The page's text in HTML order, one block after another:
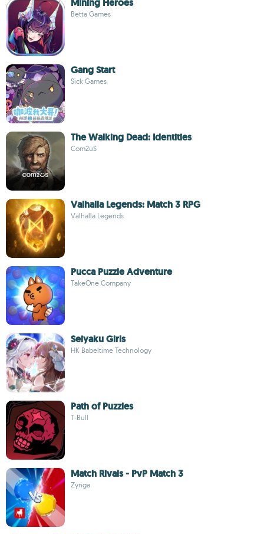
Mining Heroes
Betta Games
Gang Start
Sick Games
The Walking Dead: Identities
Com2uS
Valhalla Legends: Match 3 RPG
Valhalla Legends
Pucca Puzzle Adventure
TakeOne Company
Seiyaku Girls
HK Babeltime Technology
Path of Puzzles
T-Bull
Match Rivals - PvP Match 3
Zynga